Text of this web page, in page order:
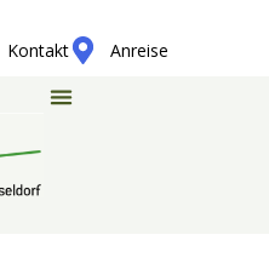
Kontakt Anreise